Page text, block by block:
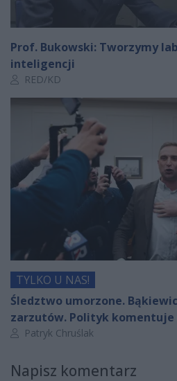
Prof. Bukowski: Tworzymy
inteligencji
Autor artykułu:
RED/KD
TYLKO U NAS!
Śledztwo umorzone.
zarzutów. Polityk
Autor artykułu:
Patryk Chruślak
Napisz komentarz